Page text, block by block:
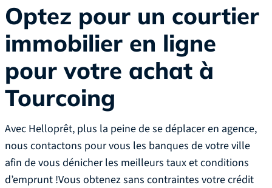
Optez pour un courtier
immobilier en ligne
pour votre achat à
Tourcoing
Avec Helloprêt, plus la peine de se déplacer en agence,
nous contactons pour vous les banques de votre ville
afin de vous dénicher les meilleurs taux et conditions
d’emprunt !Vous obtenez sans contraintes votre crédit